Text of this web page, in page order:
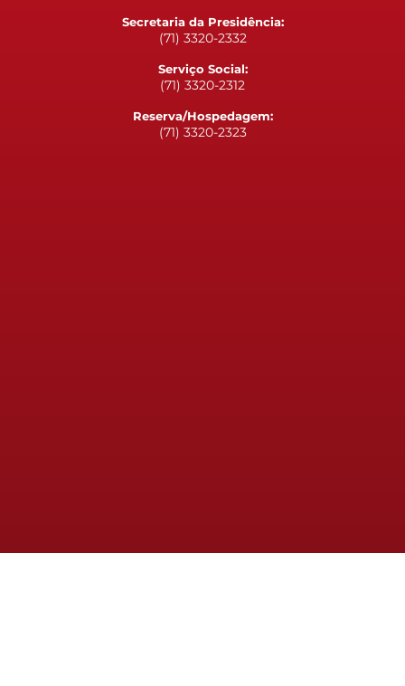
Secretaria da Presidência:
(71) 3320-2332
Serviço Social:
(71) 3320-2312
Reserva/Hospedagem:
(71) 3320-2323